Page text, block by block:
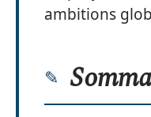
ambitions